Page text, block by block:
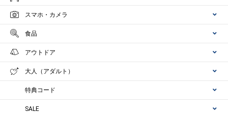
スマホ・カメラ
食品
アウトドア
大人（アダルト）
特典コード
SALE